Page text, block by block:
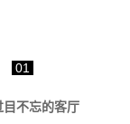
01
目不忘的客厅